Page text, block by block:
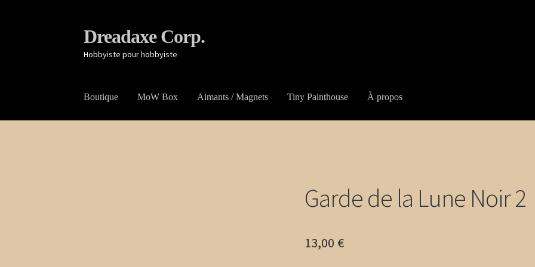
Aller
à
la
Aller
au
contenu
Dreadaxe Corp.
Hobbyiste pour hobbyiste
Boutique MoW Box Aimants / Magnets Tiny Painthouse À propos
Garde de la Lune Noir 2
13,00 €